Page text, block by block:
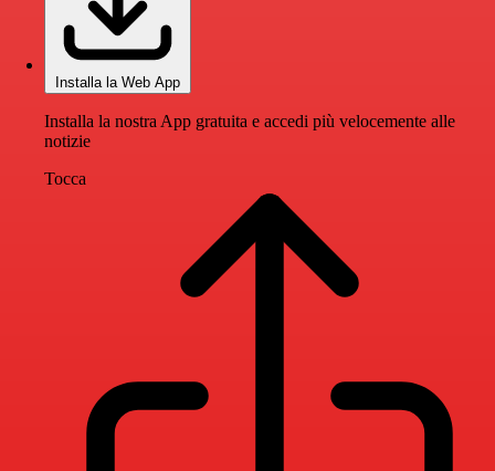
Installa la Web App
Installa la nostra App gratuita e accedi più velocemente alle
notizie
Tocca